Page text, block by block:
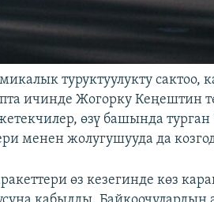
туруктуулукту
ичинде Жогорку Кеңештин
өзү башында
менен жолугушууда да
өз кезегинде көз